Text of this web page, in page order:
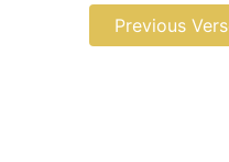
Previous